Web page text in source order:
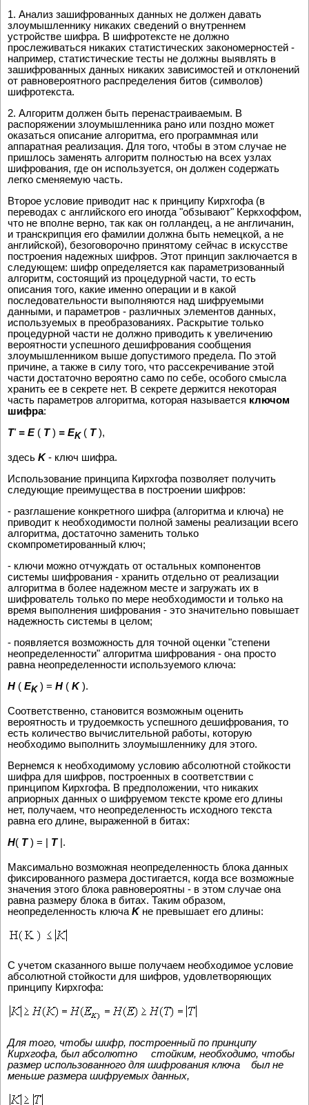
1. Анализ зашифрованных данных не должен давать
злоумышленнику никаких сведений о внутреннем
устройстве шифра. В шифротексте не должно
прослеживаться никаких статистических закономерностей -
например, статистические тесты не должны выявлять в
зашифрованных данных никаких зависимостей и отклонений
от равновероятного распределения битов (символов)
шифротекста.
2. Алгоритм должен быть перенастраиваемым. В
распоряжении злоумышленника рано или поздно может
оказаться описание алгоритма, его программная или
аппаратная реализация. Для того, чтобы в этом случае не
пришлось заменять алгоритм полностью на всех узлах
шифрования, где он используется, он должен содержать
легко сменяемую часть.
Второе условие приводит нас к принципу Кирхгофа (в
переводах с английского его иногда "обзывают" Керкхоффом,
что не вполне верно, так как он голландец, а не англичанин,
и транскрипция его фамилии должна быть немецкой, а не
английской), безоговорочно принятому сейчас в искусстве
построения надежных шифров. Этот принцип заключается в
следующем: шифр определяется как параметризованный
алгоритм, состоящий из процедурной части, то есть
описания того, какие именно операции и в какой
последовательности выполняются над шифруемыми
данными, и параметров - различных элементов данных,
используемых в преобразованиях. Раскрытие только
процедурной части не должно приводить к увеличению
вероятности успешного дешифрования сообщения
злоумышленником выше допустимого предела. По этой
причине, а также в силу того, что рассекречивание этой
части достаточно вероятно само по себе, особого смысла
хранить ее в секрете нет. В секрете держится некоторая
часть параметров алгоритма, которая называется ключом
шифра:
T'= E ( T ) = EK( T ),
здесь K- ключ шифра.
Использование принципа Кирхгофа позволяет получить
следующие преимущества в построении шифров:
- разглашение конкретного шифра (алгоритма и ключа) не
приводит к необходимости полной замены реализации всего
алгоритма, достаточно заменить только
скомпрометированный ключ;
- ключи можно отчуждать от остальных компонентов
системы шифрования - хранить отдельно от реализации
алгоритма в более надежном месте и загружать их в
шифрователь только по мере необходимости и только на
время выполнения шифрования - это значительно повышает
надежность системы в целом;
- появляется возможность для точной оценки "степени
неопределенности" алгоритма шифрования - она просто
равна неопределенности используемого ключа:
H ( EK) = H ( K ).
Соответственно, становится возможным оценить
вероятность и трудоемкость успешного дешифрования, то
есть количество вычислительной работы, которую
необходимо выполнить злоумышленнику для этого.
Вернемся к необходимому условию абсолютной стойкости
шифра для шифров, построенных в соответствии с
принципом Кирхгофа. В предположении, что никаких
априорных данных о шифруемом тексте кроме его длины
нет, получаем, что неопределенность исходного текста
равна его длине, выраженной в битах:
H( T ) = | T |.
Максимально возможная неопределенность блока данных
фиксированного размера достигается, когда все возможные
значения этого блока равновероятны - в этом случае она
равна размеру блока в битах. Таким образом,
неопределенность ключа Kне превышает его длины:
С учетом сказанного выше получаем необходимое условие
абсолютной стойкости для шифров, удовлетворяющих
принципу Кирхгофа:
Для того, чтобы шифр, построенный по принципу
Кирхгофа, был абсолютно стойким, необходимо, чтобы
размер использованного для шифрования ключа был не
меньше размера шифруемых данных,